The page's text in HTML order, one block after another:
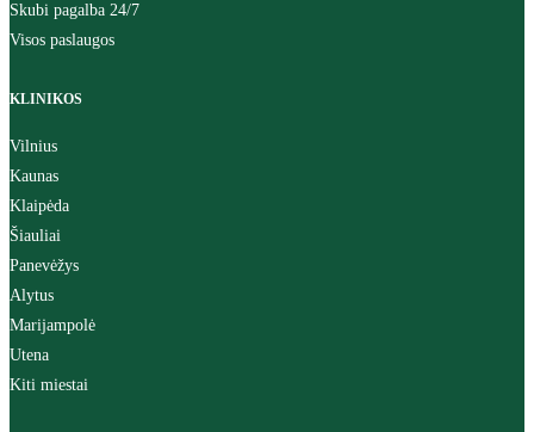
Skubi pagalba 24/7
Visos paslaugos
KLINIKOS
Vilnius
Kaunas
Klaipėda
Šiauliai
Panevėžys
Alytus
Marijampolė
Utena
Kiti miestai